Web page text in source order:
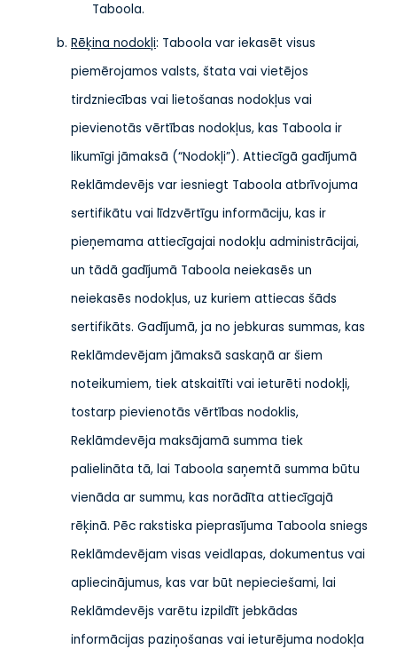
Taboola.
Rēķina nodokļi: Taboola var iekasēt visus
piemērojamos valsts, štata vai vietējos
tirdzniecības vai lietošanas nodokļus vai
pievienotās vērtības nodokļus, kas Taboola ir
likumīgi jāmaksā (“Nodokļi”). Attiecīgā gadījumā
Reklāmdevējs var iesniegt Taboola atbrīvojuma
sertifikātu vai līdzvērtīgu informāciju, kas ir
pieņemama attiecīgajai nodokļu administrācijai,
un tādā gadījumā Taboola neiekasēs un
neiekasēs nodokļus, uz kuriem attiecas šāds
sertifikāts. Gadījumā, ja no jebkuras summas, kas
Reklāmdevējam jāmaksā saskaņā ar šiem
noteikumiem, tiek atskaitīti vai ieturēti nodokļi,
tostarp pievienotās vērtības nodoklis,
Reklāmdevēja maksājamā summa tiek
palielināta tā, lai Taboola saņemtā summa būtu
vienāda ar summu, kas norādīta attiecīgajā
rēķinā. Pēc rakstiska pieprasījuma Taboola sniegs
Reklāmdevējam visas veidlapas, dokumentus vai
apliecinājumus, kas var būt nepieciešami, lai
Reklāmdevējs varētu izpildīt jebkādas
informācijas paziņošanas vai ieturējuma nodokļa